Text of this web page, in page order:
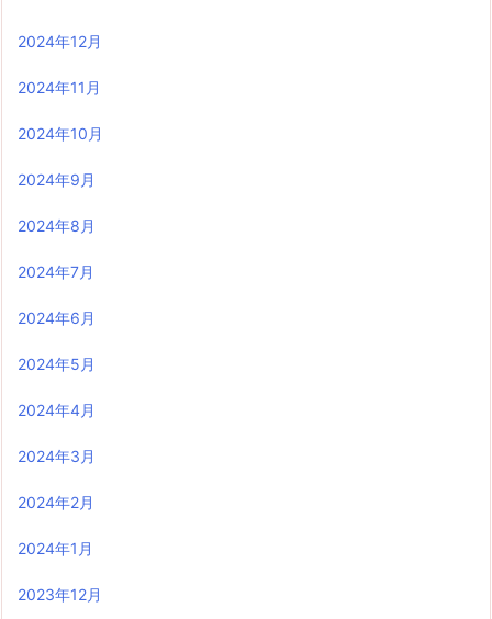
2024年12月
2024年11月
2024年10月
2024年9月
2024年8月
2024年7月
2024年6月
2024年5月
2024年4月
2024年3月
2024年2月
2024年1月
2023年12月